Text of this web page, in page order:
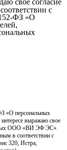
с
ФЗ «О
«О персональных
выражаю свое
ООО «ВИ ЭФ ЭС»
в соответствии с
320, Истра,